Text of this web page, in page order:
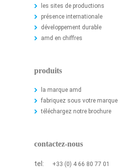
les sites de productions
présence internationale
développement durable
amd en chiffres
produits
la marque amd
fabriquez sous votre marque
téléchargez notre brochure
contactez-nous
tel: +33 (0) 4 66 80 77 01